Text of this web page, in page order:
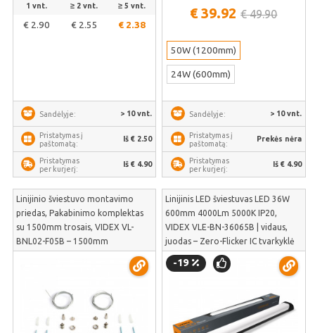
1 vnt.
€ 2.90
≥ 2 vnt.
€ 2.55
≥ 5 vnt.
€ 2.38
Sandėlyje: > 10 vnt.
Pristatymas į
paštomatą:
Iš € 2.50
Pristatymas
per kurjerį:
Iš € 4.90
€ 39.92 € 49.90
50W (1200mm)
24W (600mm)
Sandėlyje: > 10 vnt.
Pristatymas į
paštomatą:
Prekės nėra
Pristatymas
per kurjerį:
Iš € 4.90
Linijinio šviestuvo montavimo
priedas, Pakabinimo komplektas
su 1500mm trosais, VIDEX VL-
BNL02-F05B – 1500mm
pakabinamam apšvietimui | VL-
Linijinis LED šviestuvas LED 36W
600mm 4000Lm 5000K IP20,
VIDEX VLE-BN-36065B | vidaus,
juodas – Zero-Flicker IC tvarkyklė
akių komfortui | VLE-BN-36065B
-19